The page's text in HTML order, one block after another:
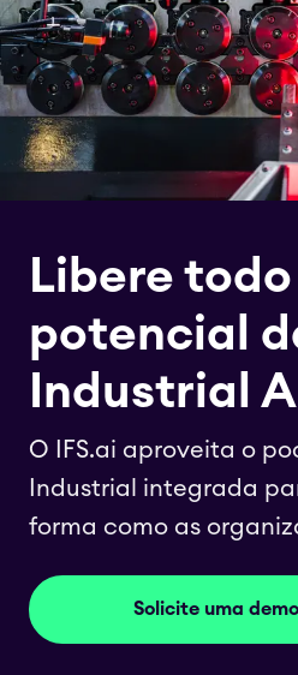
Libere
potencial
Industrial
O IFS.ai aproveita o
Industrial integrada
forma como as
Solicite uma